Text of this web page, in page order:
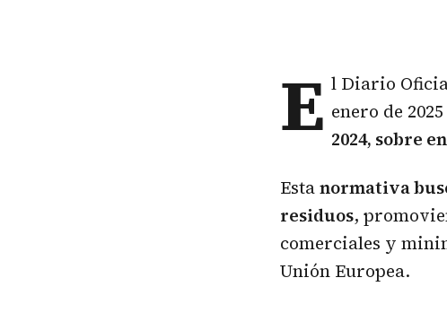
E l Diario
enero de
2024, sobre
Estanormativa
residuos,
comerciales y
Unión Europea.